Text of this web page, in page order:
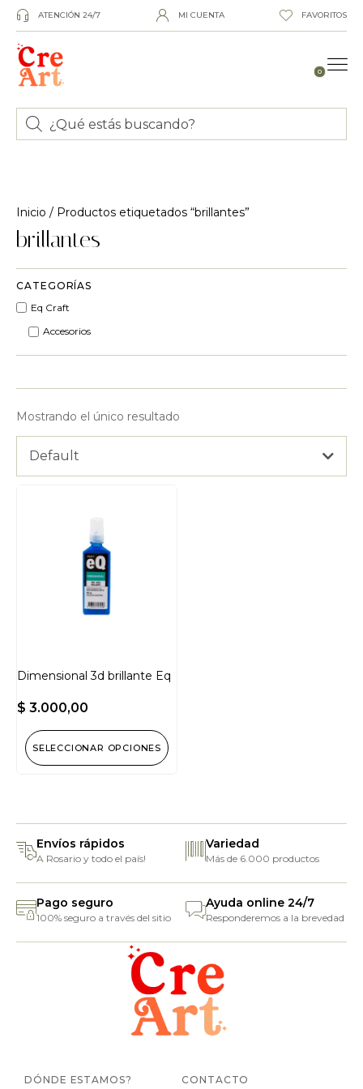
ATENCIÓN 24/7 MI CUENTA FAVORITOS
0
Inicio / Productos etiquetados “brillantes”
brillantes
CATEGORÍAS
Eq Craft
Accesorios
Mostrando el único resultado
Default
Dimensional 3d brillante Eq
$ 3.000,00
SELECCIONAR OPCIONES
Envíos rápidos
A Rosario y todo el país!
Variedad
Más de 6.000 productos
Pago seguro
100% seguro a través del sitio
Ayuda online 24/7
Responderemos a la brevedad
DÓNDE ESTAMOS? CONTACTO